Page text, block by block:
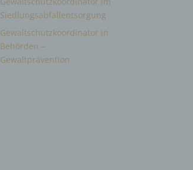
Siedlungsabfallentsorgung
Gewaltschutzkoordinator in
Behörden –
Gewaltprävention